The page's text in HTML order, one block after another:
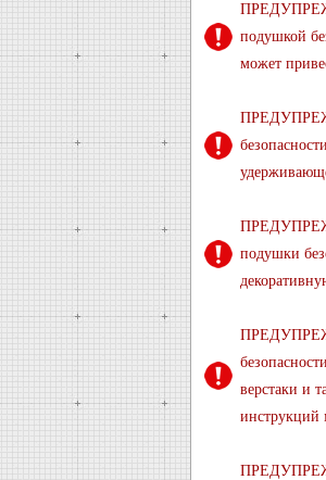
подушкой
может
подушки
верстаки и
инструкций